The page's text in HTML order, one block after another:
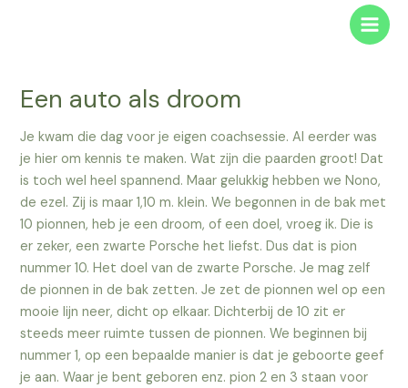
Main
Een auto als droom
Je kwam die dag voor je eigen coachsessie. Al eerder was
je hier om kennis te maken. Wat zijn die paarden groot! Dat
is toch wel heel spannend. Maar gelukkig hebben we Nono,
de ezel. Zij is maar 1,10 m. klein. We begonnen in de bak met
10 pionnen, heb je een droom, of een doel, vroeg ik. Die is
er zeker, een zwarte Porsche het liefst. Dus dat is pion
nummer 10. Het doel van de zwarte Porsche. Je mag zelf
de pionnen in de bak zetten. Je zet de pionnen wel op een
mooie lijn neer, dicht op elkaar. Dichterbij de 10 zit er
steeds meer ruimte tussen de pionnen. We beginnen bij
nummer 1, op een bepaalde manier is dat je geboorte geef
je aan. Waar je bent geboren enz. pion 2 en 3 staan voor